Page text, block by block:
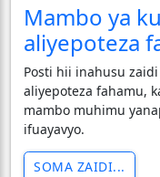
Mambo ya
aliyepoteza
Posti hii inahusu
aliyepoteza fahamu,
mambo muhimu
ifuayavyo.
SOMA ZAIDI...